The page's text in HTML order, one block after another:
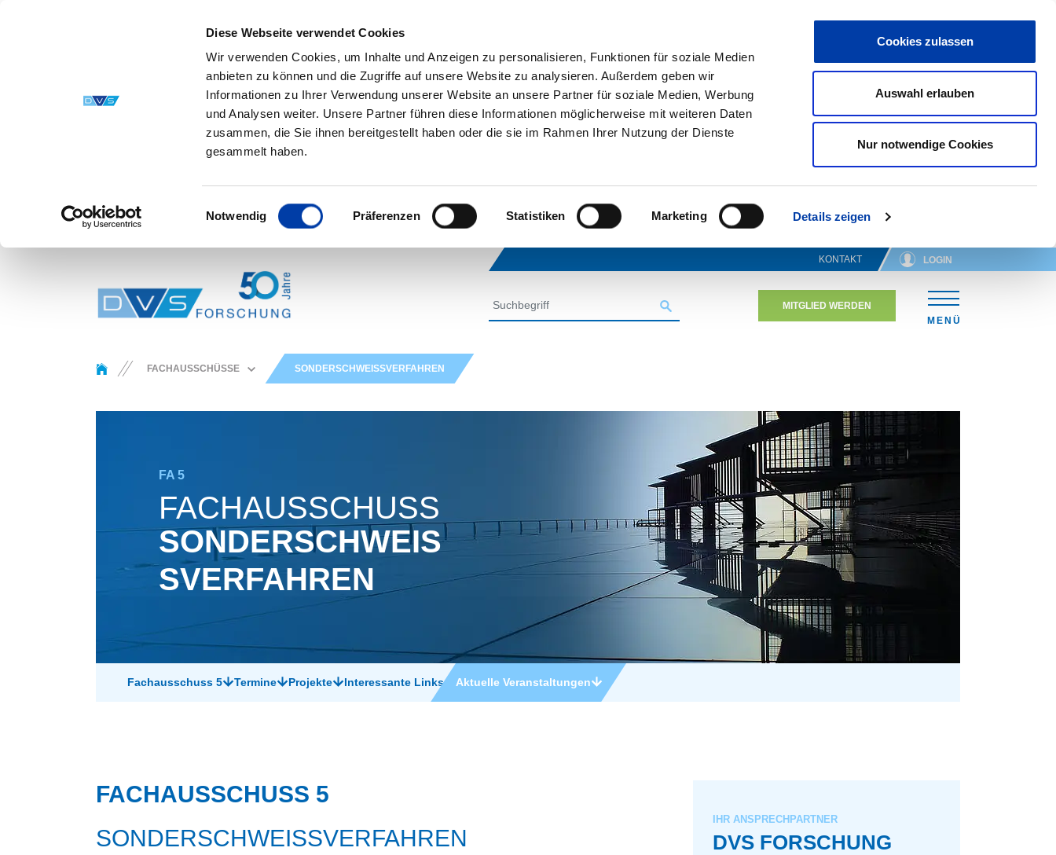
Diese Webseite verwendet Cookies
Wir verwenden Cookies, um Inhalte und Anzeigen zu personalisieren, Funktionen für soziale Medien
anbieten zu können und die Zugriffe auf unsere Website zu analysieren. Außerdem geben wir
Informationen zu Ihrer Verwendung unserer Website an unsere Partner für soziale Medien, Werbung
und Analysen weiter. Unsere Partner führen diese Informationen möglicherweise mit weiteren Daten
zusammen, die Sie ihnen bereitgestellt haben oder die sie im Rahmen Ihrer Nutzung der Dienste
gesammelt haben.
Einwilligungsauswahl
Notwendig Präferenzen Statistiken Marketing Details zeigen
Cookies zulassen
Auswahl erlauben
Nur notwendige Cookies
KONTAKT LOGIN
SUCHEN
MITGLIED WERDEN
MENÜ
You are here:FACHAUSSCHÜSSE
TECHNIK
WIDERSTANDS­SCHWEISSEN
SONDER­SCHWEISS­V
ERFAHREN
STRAHL­VERFAHREN
LÖTEN UND DIFFUSIONS­
FESTIGKEIT
MIKRO­VERBINDUNGS­
ARBEITS­SICHERHEIT UND
UMWELT­SCHUTZ
SONDER­SCHWEISS­VERFAHREN
FA 5
FACHAUSSCHUSS
SONDERSCHWEIS
SVERFAHREN
Fachausschuss 5 Termine Projekte Interessante Links Aktuelle Veranstaltungen
FACHAUSSCHUSS 5
SONDERSCHWEISSVERFAHREN
IHR ANSPRECHPARTNER
DVS FORSCHUNG